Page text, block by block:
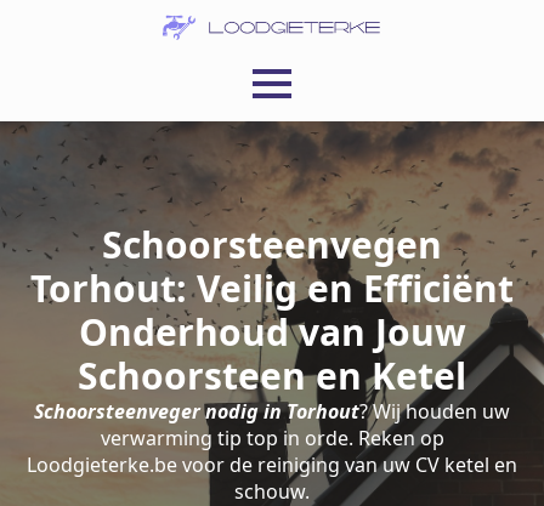
Schoorsteenvegen
Torhout: Veilig en Efficiënt
Onderhoud van Jouw
Schoorsteen en Ketel
Schoorsteenveger nodig in Torhout? Wij houden uw
verwarming tip top in orde. Reken op
Loodgieterke.be voor de reiniging van uw CV ketel en
schouw.